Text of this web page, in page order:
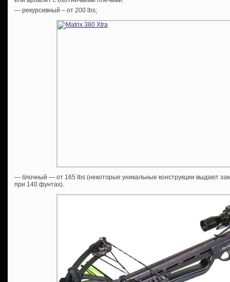
— рекурсивный – от 200 lbs;
— блочный — от 165 lbs (некоторые уникальные конструкции выдают
при 140 фунтах).